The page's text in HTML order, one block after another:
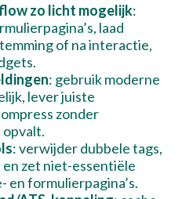
zo licht mogelijk:
laad
of na interactie,
: gebruik moderne
lever juiste
zonder
: verwijder dubbele tags,
zet niet-essentiële
en formulierpagina’s.